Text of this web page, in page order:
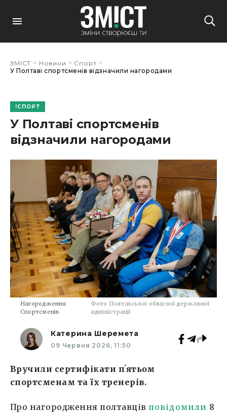
ЗМІСТ > Новини > Спорт >
У Полтаві спортсменів відзначили нагородами
СПОРТ
У Полтаві спортсменів
відзначили нагородами
Нагородження
Спортсменів
Фото Полтавської обласної державної
адміністрації
Катерина Шеремета
09 Червня 2026, 11:50
Вручили сертифікати пʼятьом
спортсменам та їх тренерів.
Про нагородження полтавців повідомили 8